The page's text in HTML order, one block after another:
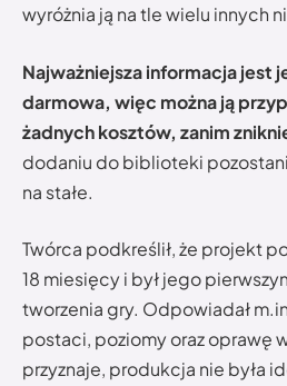
wyróżnia ją na tle wielu innych
Najważniejsza informacja jest
darmowa, więc można ją
żadnych kosztów, zanim
dodaniu do biblioteki
na stałe.
Twórca podkreślił, że projekt
18 miesięcy i był jego
tworzenia gry. Odpowiadał
postaci, poziomy oraz oprawę
przyznaje, produkcja nie była